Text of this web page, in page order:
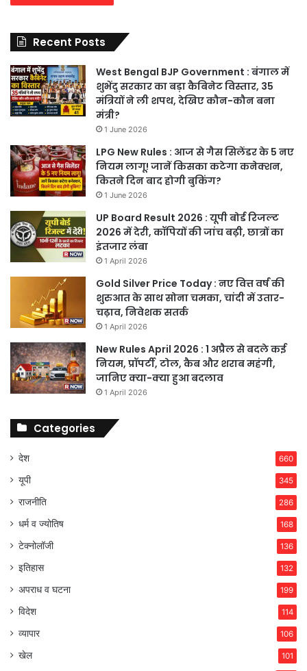
Recent Posts
West Bengal BJP Government : बंगाल में
शुभेंदु सरकार का बड़ा कैबिनेट विस्तार, 35
मंत्रियों ने ली शपथ, देखिए कौन-कौन बना
मंत्री?
1 June 2026
LPG New Rules : आज से गैस सिलेंडर के 5 नए
नियम लागू! जानें किसका कटेगा कनेक्शन,
कितने दिन बाद होगी बुकिंग?
1 June 2026
UP Board Result 2026 : यूपी बोर्ड रिजल्ट
2026 में देरी, कॉपियों की जांच बढ़ी, छात्रों का
इंतजार लंबा
1 April 2026
Gold Silver Price Today : नए वित्त वर्ष की
शुरुआत के साथ सोना चमका, चांदी में उतार-
चढ़ाव, निवेशक सतर्क
1 April 2026
New Rules April 2026 : 1 अप्रैल से बदले कई
नियम, प्रॉपर्टी, टोल, कैब और शराब महंगी,
जानिए क्या-क्या हुआ बदलाव
1 April 2026
Categories
देश 660
यूपी 345
राजनीति 286
धर्म व ज्योतिष 168
टेक्नोलॉजी 136
इतिहास 132
अपराध व घटना 199
विदेश 114
व्यापार 106
खेल 101